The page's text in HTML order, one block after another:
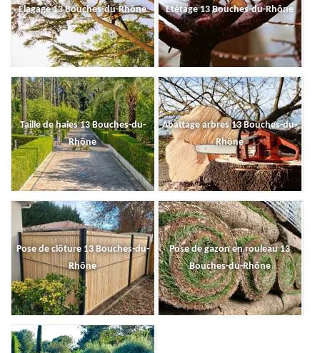
Elagage 13 Bouches-du-Rhône Etêtage 13 Bouches-du-Rhône
Taille de haies 13 Bouches-du-
Rhône
Abattage arbres 13 Bouches-du-
Rhône
Pose de clôture 13 Bouches-du-
Rhône
Pose de gazon en rouleau 13
Bouches-du-Rhône